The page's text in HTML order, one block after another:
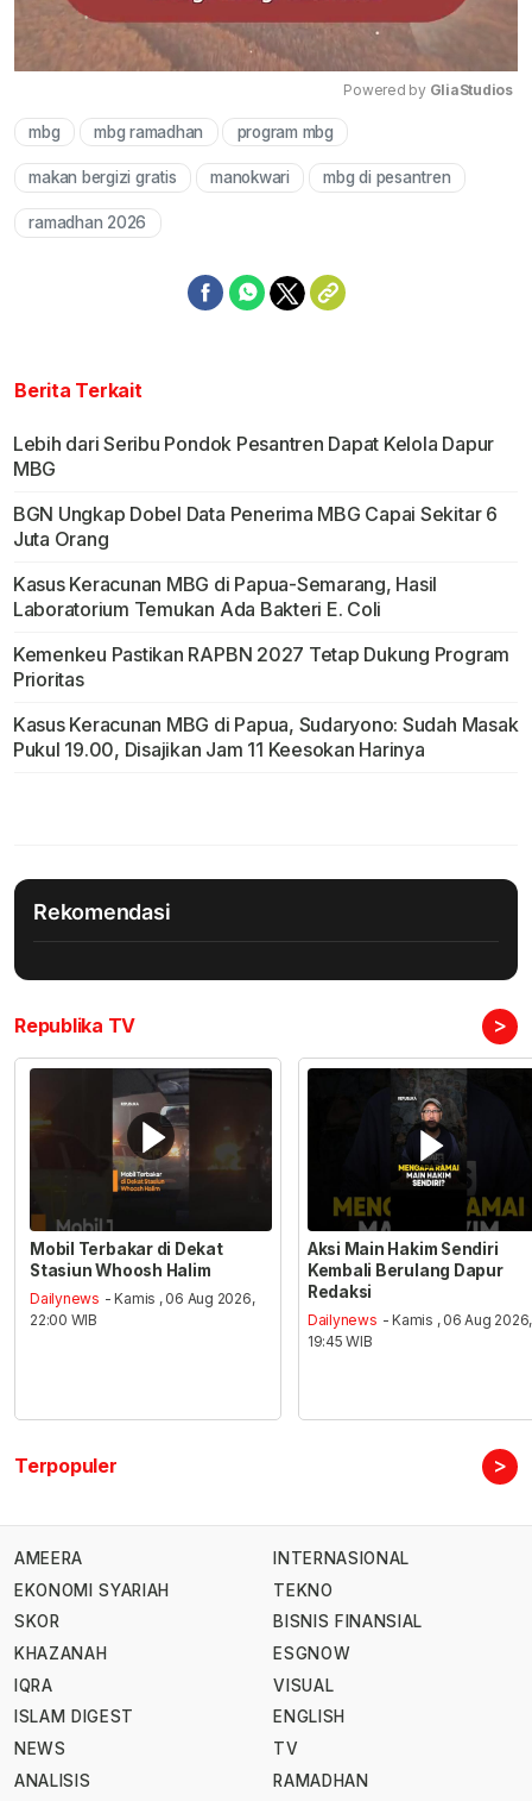
Powered by GliaStudios
mbg mbg ramadhan program mbg
makan bergizi gratis manokwari mbg di pesantren
ramadhan 2026
Berita Terkait
Lebih dari Seribu Pondok Pesantren Dapat Kelola Dapur
MBG
BGN Ungkap Dobel Data Penerima MBG Capai Sekitar 6
Juta Orang
Kasus Keracunan MBG di Papua-Semarang, Hasil
Laboratorium Temukan Ada Bakteri E. Coli
Kemenkeu Pastikan RAPBN 2027 Tetap Dukung Program
Prioritas
Kasus Keracunan MBG di Papua, Sudaryono: Sudah Masak
Pukul 19.00, Disajikan Jam 11 Keesokan Harinya
Rekomendasi
Republika TV >
Mobil Terbakar di Dekat
Stasiun Whoosh Halim
Dailynews - Kamis , 06 Aug 2026,
22:00 WIB
Aksi Main Hakim Sendiri
Kembali Berulang Dapur
Redaksi
Dailynews - Kamis , 06 Aug 2026,
19:45 WIB
Terpopuler >
AMEERA
EKONOMI SYARIAH
SKOR
KHAZANAH
IQRA
ISLAM DIGEST
NEWS
ANALISIS
INTERNASIONAL
TEKNO
BISNIS FINANSIAL
ESGNOW
VISUAL
ENGLISH
TV
RAMADHAN